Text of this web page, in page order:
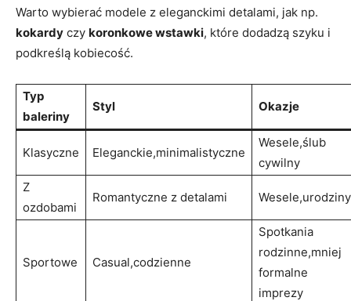
Warto wybierać modele z eleganckimi detalami, jak np.
kokardy czy koronkowe wstawki, które dodadzą szyku i
podkreślą kobiecość.
Typ
baleriny
Styl Okazje
Klasyczne Eleganckie,minimalistyczne
Wesele,ślub
cywilny
Z
ozdobami
Romantyczne z detalami Wesele,urodziny
Sportowe Casual,codzienne
Spotkania
rodzinne,mniej
formalne
imprezy